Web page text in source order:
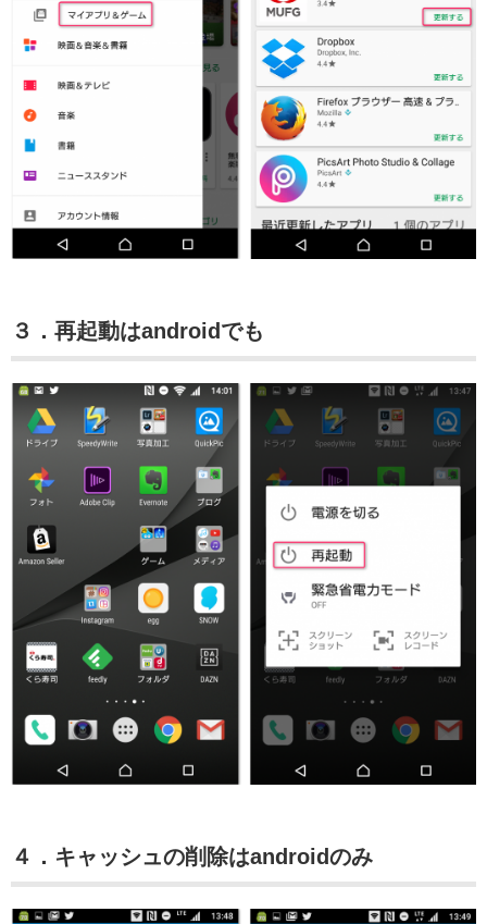
３．再起動はandroidでも
４．キャッシュの削除はandroidのみ